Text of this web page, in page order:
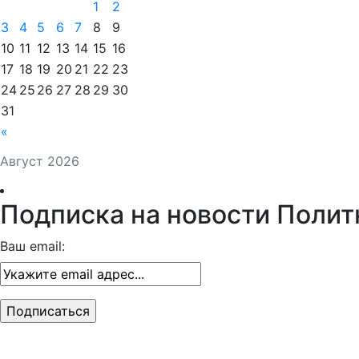
Август 2026
«
1
2
3
4 5 6 7 8
9
10 11 12 13 14 15 16
17 18 19 20 21 22 23
24 25 26 27 28 29 30
31
Подписка на новости
Ваш email: